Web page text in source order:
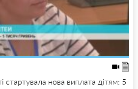
стартувала нова виплата дітям: 5